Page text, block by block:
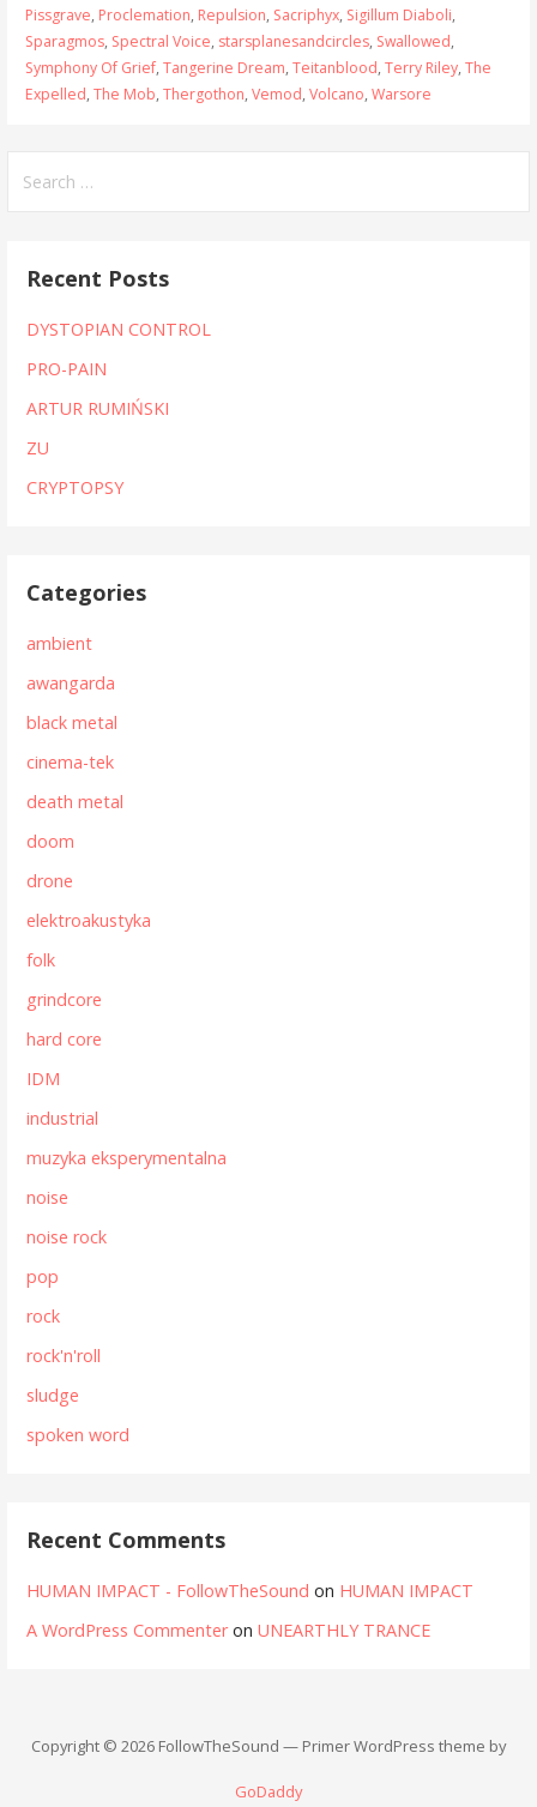
Pissgrave, Proclemation, Repulsion, Sacriphyx, Sigillum Diaboli,
Sparagmos, Spectral Voice, starsplanesandcircles, Swallowed,
Symphony Of Grief, Tangerine Dream, Teitanblood, Terry Riley, The
Expelled, The Mob, Thergothon, Vemod, Volcano, Warsore
for:
Recent Posts
DYSTOPIAN CONTROL
PRO-PAIN
ARTUR RUMIŃSKI
ZU
CRYPTOPSY
Categories
ambient
awangarda
black metal
cinema-tek
death metal
doom
drone
elektroakustyka
folk
grindcore
hard core
IDM
industrial
muzyka eksperymentalna
noise
noise rock
pop
rock
rock'n'roll
sludge
spoken word
Recent Comments
HUMAN IMPACT - FollowTheSound on HUMAN IMPACT
A WordPress CommenteronUNEARTHLY TRANCE
Copyright © 2026 FollowTheSound — Primer WordPress theme by
GoDaddy